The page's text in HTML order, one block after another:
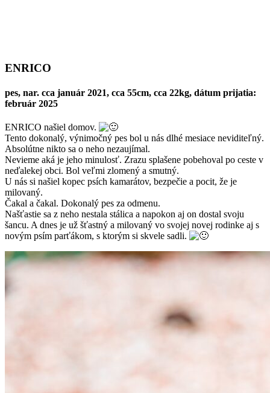
ENRICO
pes, nar. cca január 2021, cca 55cm, cca 22kg, dátum prijatia:
február 2025
ENRICO našiel domov.
Tento dokonalý, výnimočný pes bol u nás dlhé mesiace neviditeľný.
Absolútne nikto sa o neho nezaujímal.
Nevieme aká je jeho minulosť. Zrazu splašene pobehoval po ceste v
neďalekej obci. Bol veľmi zlomený a smutný.
U nás si našiel kopec psích kamarátov, bezpečie a pocit, že je
milovaný.
Čakal a čakal. Dokonalý pes za odmenu.
Našťastie sa z neho nestala stálica a napokon aj on dostal svoju
šancu. A dnes je už šťastný a milovaný vo svojej novej rodinke aj s
novým psím parťákom, s ktorým si skvele sadli.